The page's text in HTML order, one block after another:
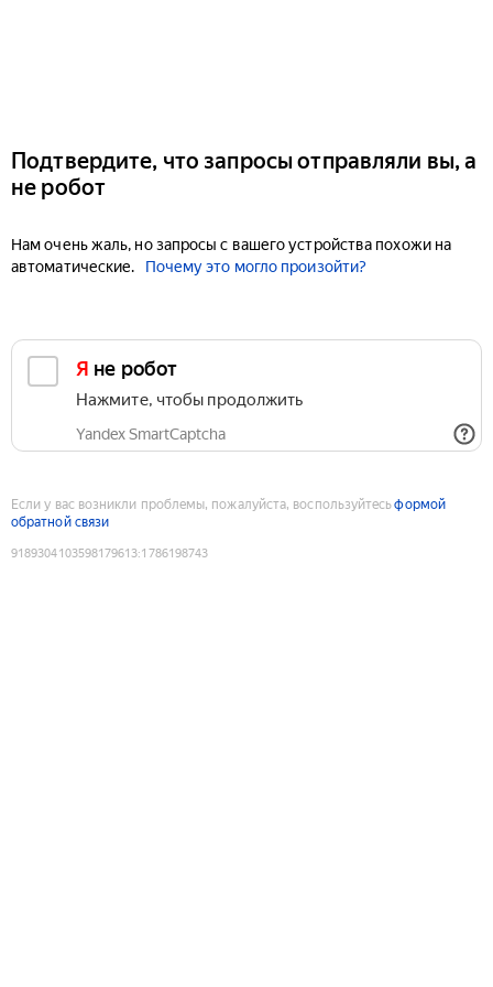
Подтвердите, что запросы отправляли вы, а
не робот
Нам очень жаль, но запросы с вашего устройства похожи на
автоматические.
Почему это могло произойти?
Я не робот
Нажмите, чтобы продолжить
Yandex SmartCaptcha
Если у вас возникли проблемы, пожалуйста, воспользуйтесьформой
обратной связи
9189304103598179613:1786198743